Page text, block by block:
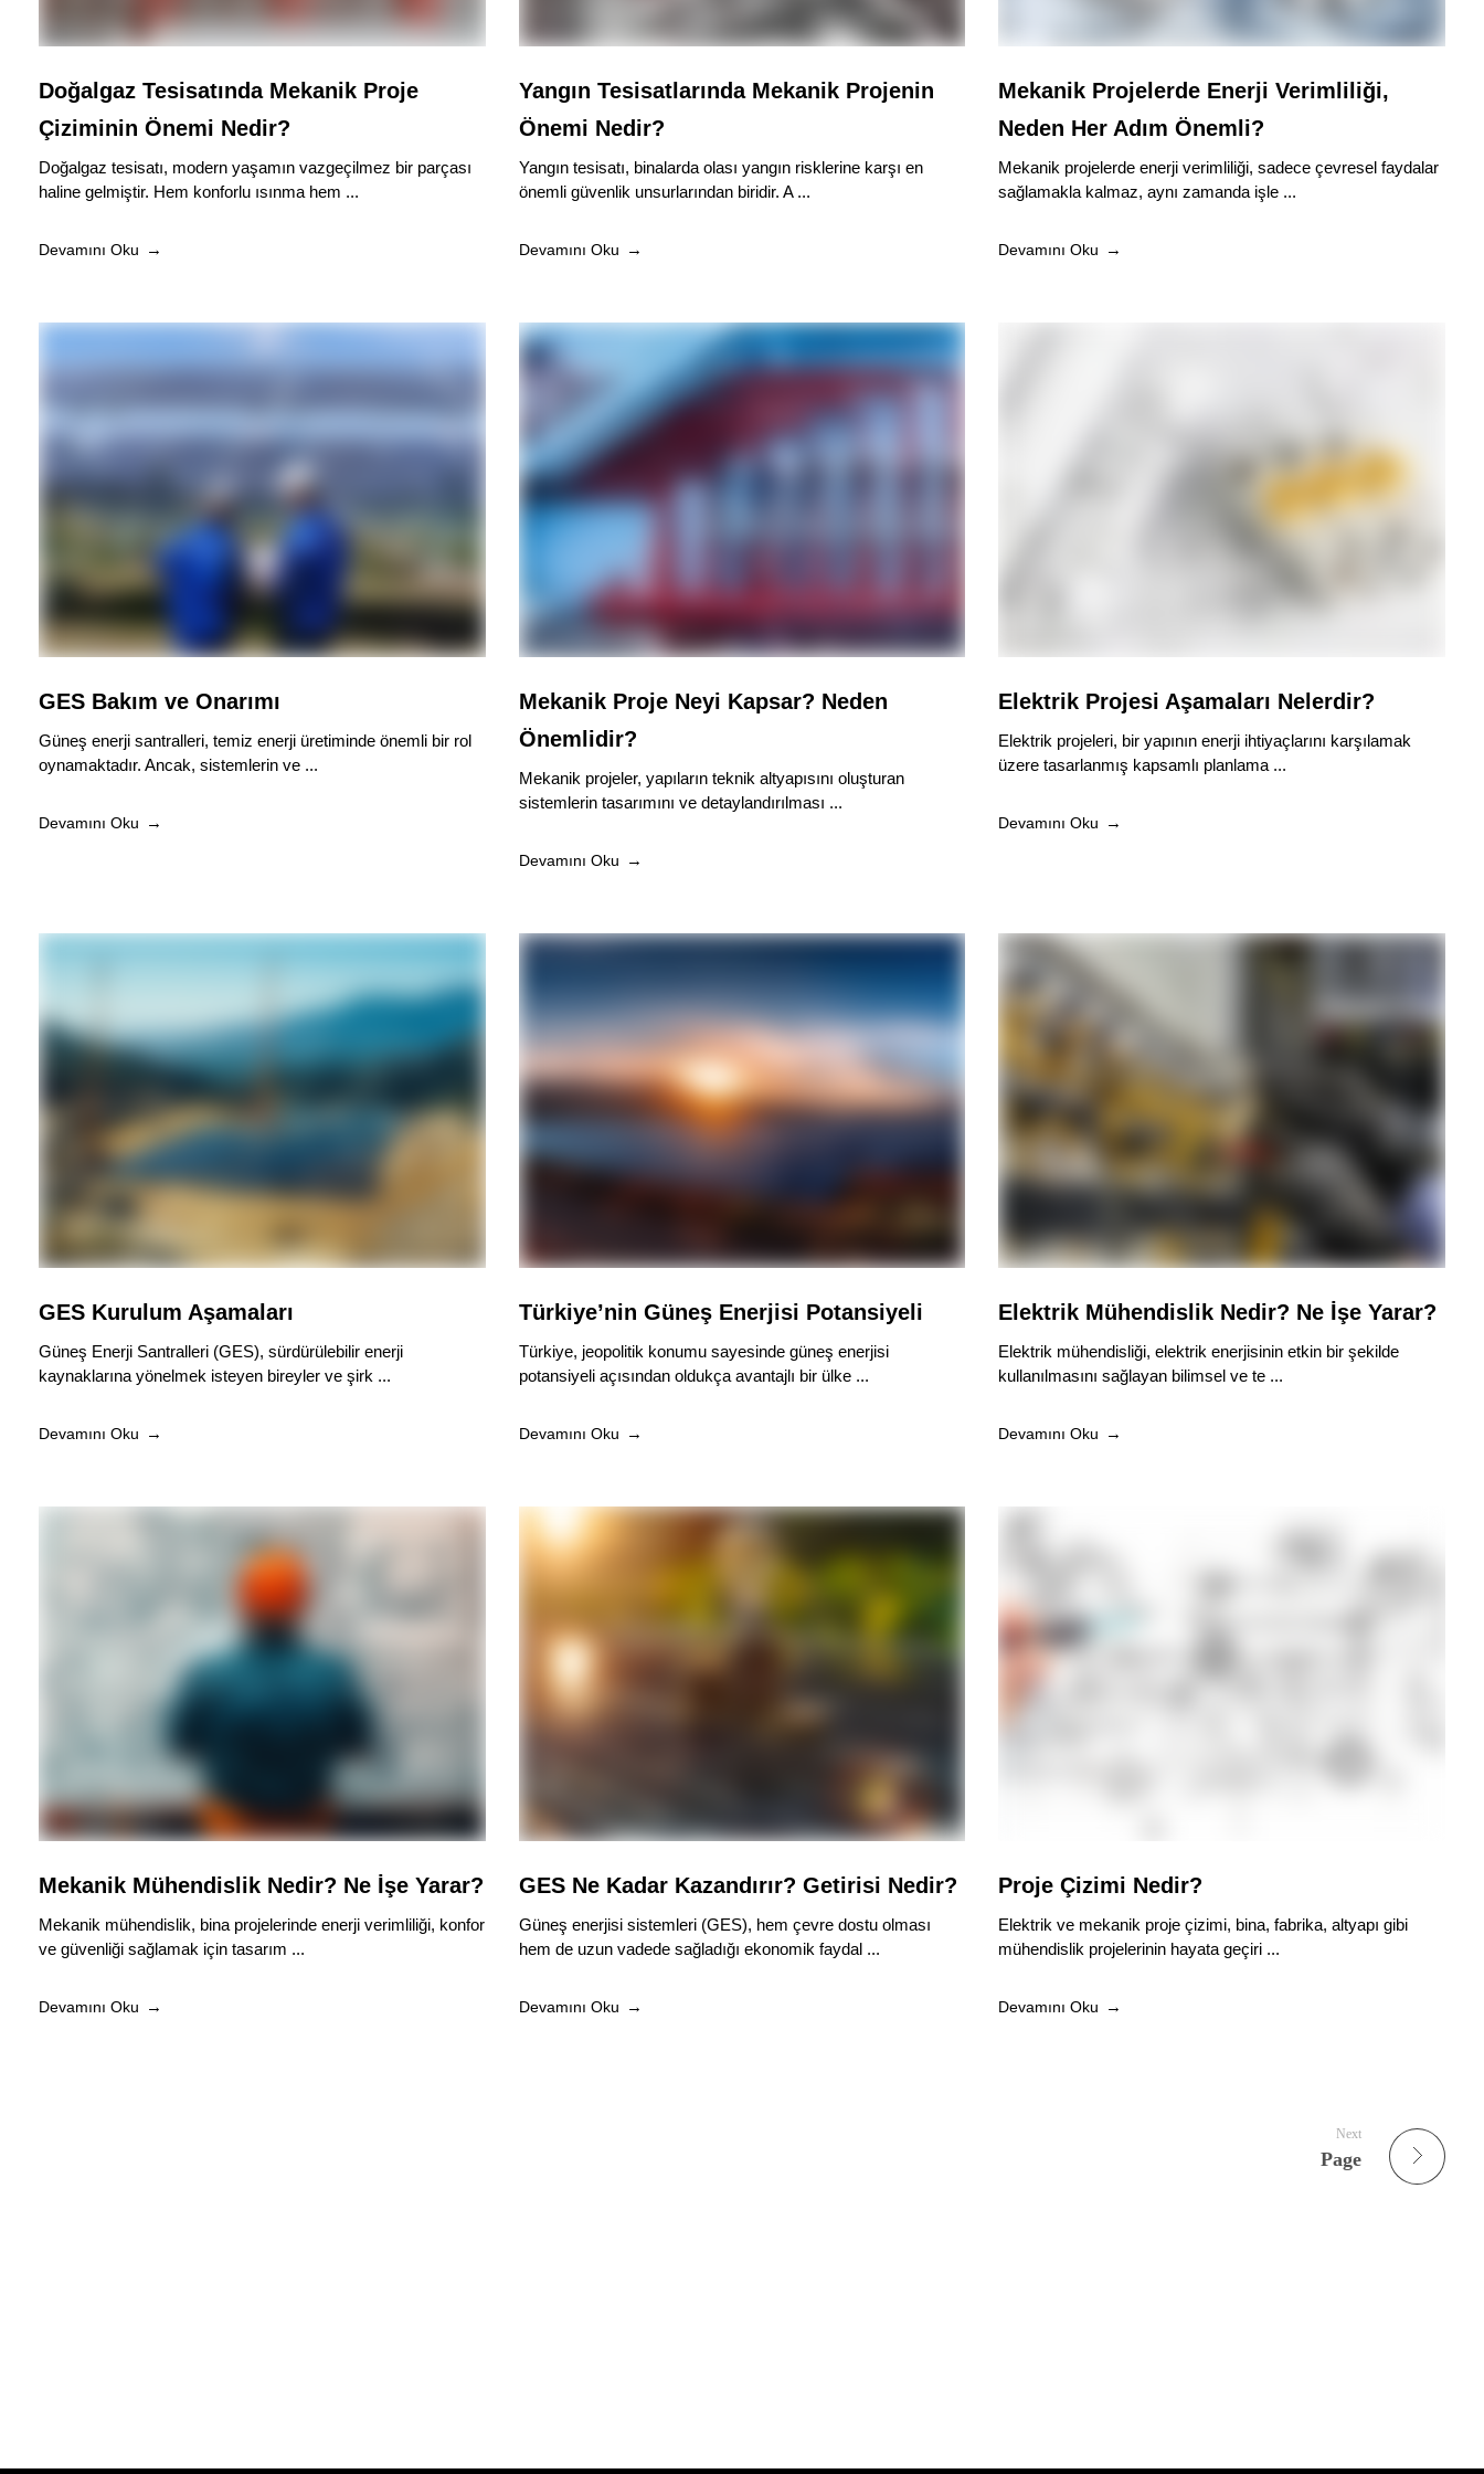
Doğalgaz Tesisatında Mekanik Proje
Çiziminin Önemi Nedir?
Doğalgaz tesisatı, modern yaşamın vazgeçilmez bir parçası
haline gelmiştir. Hem konforlu ısınma hem ...
Devamını Oku
Yangın Tesisatlarında Mekanik Projenin
Önemi Nedir?
Yangın tesisatı, binalarda olası yangın risklerine karşı en
önemli güvenlik unsurlarından biridir. A ...
Devamını Oku
Mekanik Projelerde Enerji Verimliliği,
Neden Her Adım Önemli?
Mekanik projelerde enerji verimliliği, sadece çevresel faydalar
sağlamakla kalmaz, aynı zamanda işle ...
Devamını Oku
GES Bakım ve Onarımı
Güneş enerji santralleri, temiz enerji üretiminde önemli bir rol
oynamaktadır. Ancak, sistemlerin ve ...
Devamını Oku
Mekanik Proje Neyi Kapsar? Neden
Önemlidir?
Mekanik projeler, yapıların teknik altyapısını oluşturan
sistemlerin tasarımını ve detaylandırılması ...
Devamını Oku
Elektrik Projesi Aşamaları Nelerdir?
Elektrik projeleri, bir yapının enerji ihtiyaçlarını karşılamak
üzere tasarlanmış kapsamlı planlama ...
Devamını Oku
GES Kurulum Aşamaları
Güneş Enerji Santralleri (GES), sürdürülebilir enerji
kaynaklarına yönelmek isteyen bireyler ve şirk ...
Devamını Oku
Türkiye’nin Güneş Enerjisi Potansiyeli
Türkiye, jeopolitik konumu sayesinde güneş enerjisi
potansiyeli açısından oldukça avantajlı bir ülke ...
Devamını Oku
Elektrik Mühendislik Nedir? Ne İşe Yarar?
Elektrik mühendisliği, elektrik enerjisinin etkin bir şekilde
kullanılmasını sağlayan bilimsel ve te ...
Devamını Oku
Mekanik Mühendislik Nedir? Ne İşe Yarar?
Mekanik mühendislik, bina projelerinde enerji verimliliği, konfor
ve güvenliği sağlamak için tasarım ...
Devamını Oku
GES Ne Kadar Kazandırır? Getirisi Nedir?
Güneş enerjisi sistemleri (GES), hem çevre dostu olması
hem de uzun vadede sağladığı ekonomik faydal ...
Devamını Oku
Proje Çizimi Nedir?
Elektrik ve mekanik proje çizimi, bina, fabrika, altyapı gibi
mühendislik projelerinin hayata geçiri ...
Devamını Oku
Next
Page